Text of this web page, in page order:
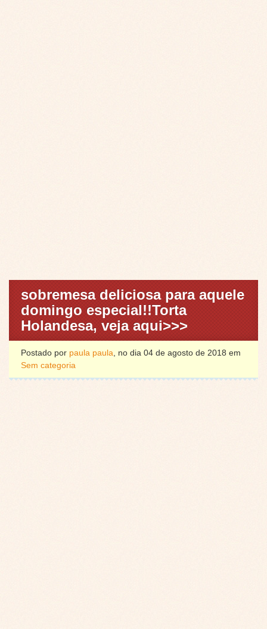
sobremesa deliciosa para aquele
domingo especial!!Torta
Holandesa, veja aqui>>>
Postado por paula paula, no dia 04 de agosto de 2018 em
Sem categoria